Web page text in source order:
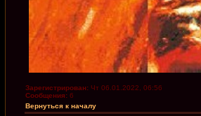
Зарегистрирован: Чт 06.01.2022, 06:56
Сообщения: 6
Вернуться к началу